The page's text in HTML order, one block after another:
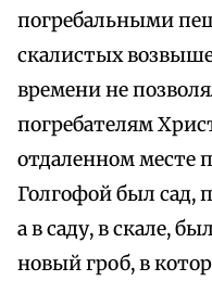
погребальными
скалистых
времени не
погребателям
отдаленном месте
Голгофой был сад,
а в саду, в скале,
новый гроб, в